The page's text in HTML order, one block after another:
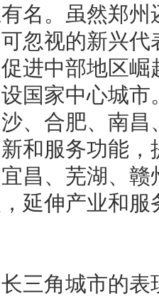
名。虽然郑
忽视的新兴
进中部地区
国家中心城
、合肥、南
和服务功能
昌、芜湖、
延伸产业和
角城市的表